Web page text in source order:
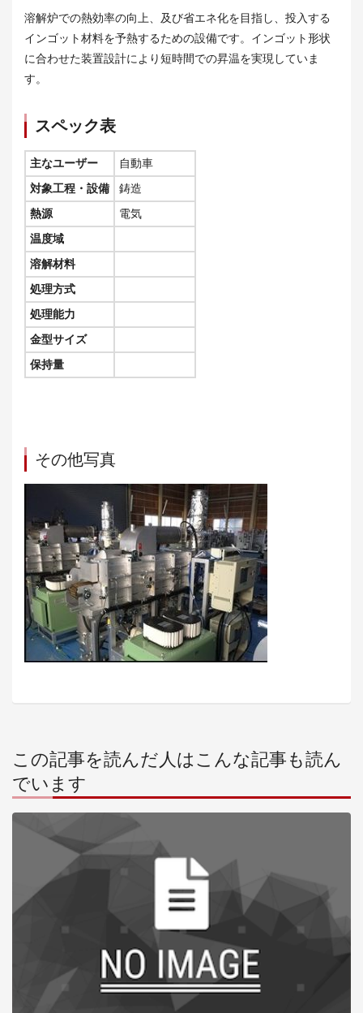
溶解炉での熱効率の向上、及び省エネ化を目指し、投入する
インゴット材料を予熱するための設備です。インゴット形状
に合わせた装置設計により短時間での昇温を実現していま
す。
スペック表
主なユーザー
自動車
対象工程・設備
鋳造
熱源
電気
温度域
溶解材料
処理方式
処理能力
金型サイズ
保持量
その他写真
この記事を読んだ人はこんな記事も読ん
でいます